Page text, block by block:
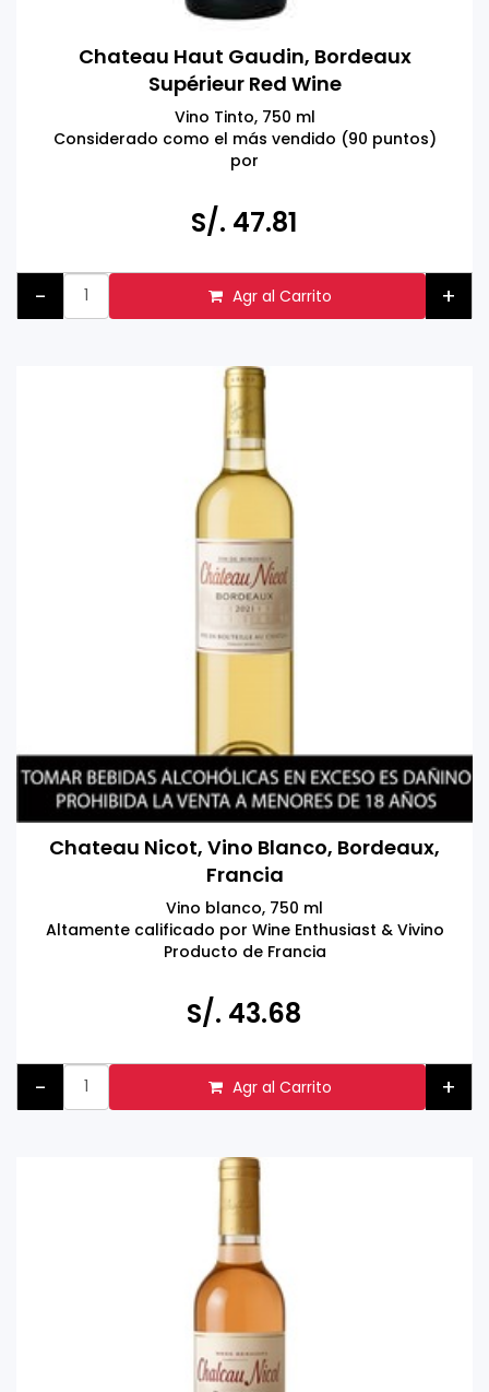
Chateau Haut Gaudin, Bordeaux
Supérieur Red Wine
Vino Tinto, 750 ml
Considerado como el más vendido (90 puntos)
por
Producto de Burdeos, Francia.
PROHIBIDA LA VENTA A MENORES DE 18 AÑOS
S/. 47.81
- Agr al Carrito +
Chateau Nicot, Vino Blanco, Bordeaux,
Francia
Vino blanco, 750 ml
Altamente calificado por Wine Enthusiast & Vivino
Producto de Francia
Prohibida la venta a menores de 18 años.
S/. 43.68
- Agr al Carrito +